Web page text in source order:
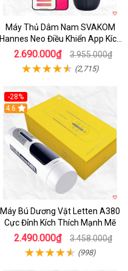
Máy Thủ Dâm Nam SVAKOM
Hannes Neo Điều Khiển App Kích
Thích
2.690.000₫ 3.955.000₫
(2,715)
-28%
Hot
4.6
Máy Bú Dương Vật Letten A380
Cực Đỉnh Kích Thích Mạnh Mẽ
2.490.000₫ 3.458.000₫
(998)